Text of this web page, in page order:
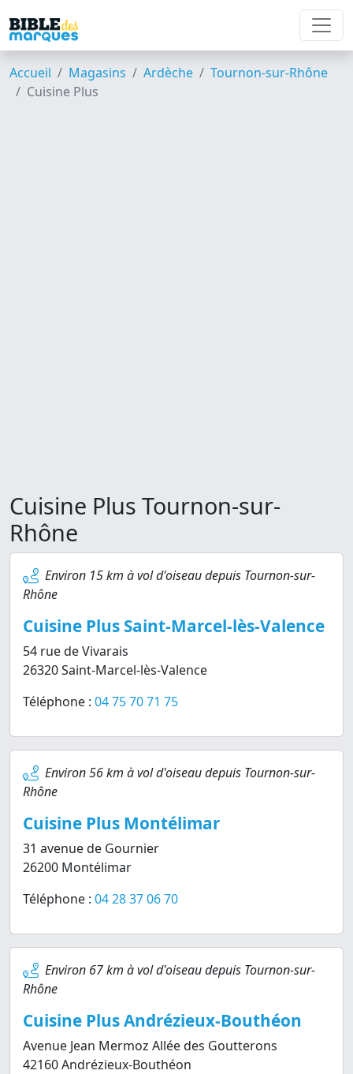
Accueil Magasins Ardèche
Tournon-sur-Rhône
Cuisine Plus
Cuisine Plus Tournon-sur-
Rhône
Environ 15 km à vol d'oiseau depuis Tournon-sur-
Rhône
Cuisine Plus Saint-Marcel-lès-Valence
54 rue de Vivarais
26320 Saint-Marcel-lès-Valence
Téléphone : 04 75 70 71 75
Environ 56 km à vol d'oiseau depuis Tournon-sur-
Rhône
Cuisine Plus Montélimar
31 avenue de Gournier
26200 Montélimar
Téléphone : 04 28 37 06 70
Environ 67 km à vol d'oiseau depuis Tournon-sur-
Rhône
Cuisine Plus Andrézieux-Bouthéon
Avenue Jean Mermoz Allée des Goutterons
42160 Andrézieux-Bouthéon